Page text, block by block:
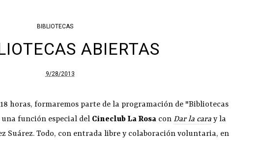
BIBLIOTECAS
ABIERTAS
9/28/2013
18 horas, formaremos parte de la programación de "Bibliotecas
una función especial del Cineclub La Rosa con Dar la cara y la
Suárez. Todo, con entrada libre y colaboración voluntaria, en